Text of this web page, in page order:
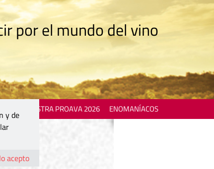
por el mundo del vino
MOSTRA PROAVA 2026 ENOMANÍACOS
y de
acepto